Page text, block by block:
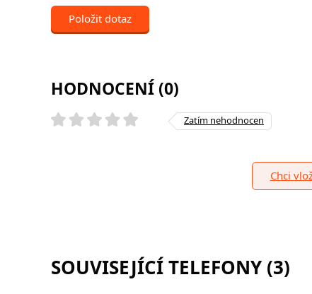
Položit dotaz
HODNOCENÍ (0)
Zatím nehodnocen
Chci
SOUVISEJÍCÍ TELEFONY (3)